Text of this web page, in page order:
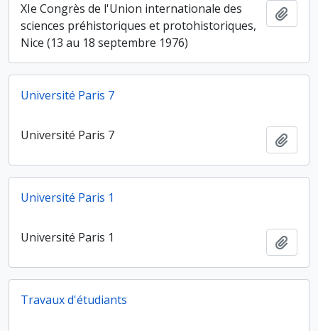
XIe Congrès de l'Union internationale des
sciences préhistoriques et protohistoriques,
Nice (13 au 18 septembre 1976)
Université Paris 7
Université Paris 7
Université Paris 1
Université Paris 1
Travaux d'étudiants